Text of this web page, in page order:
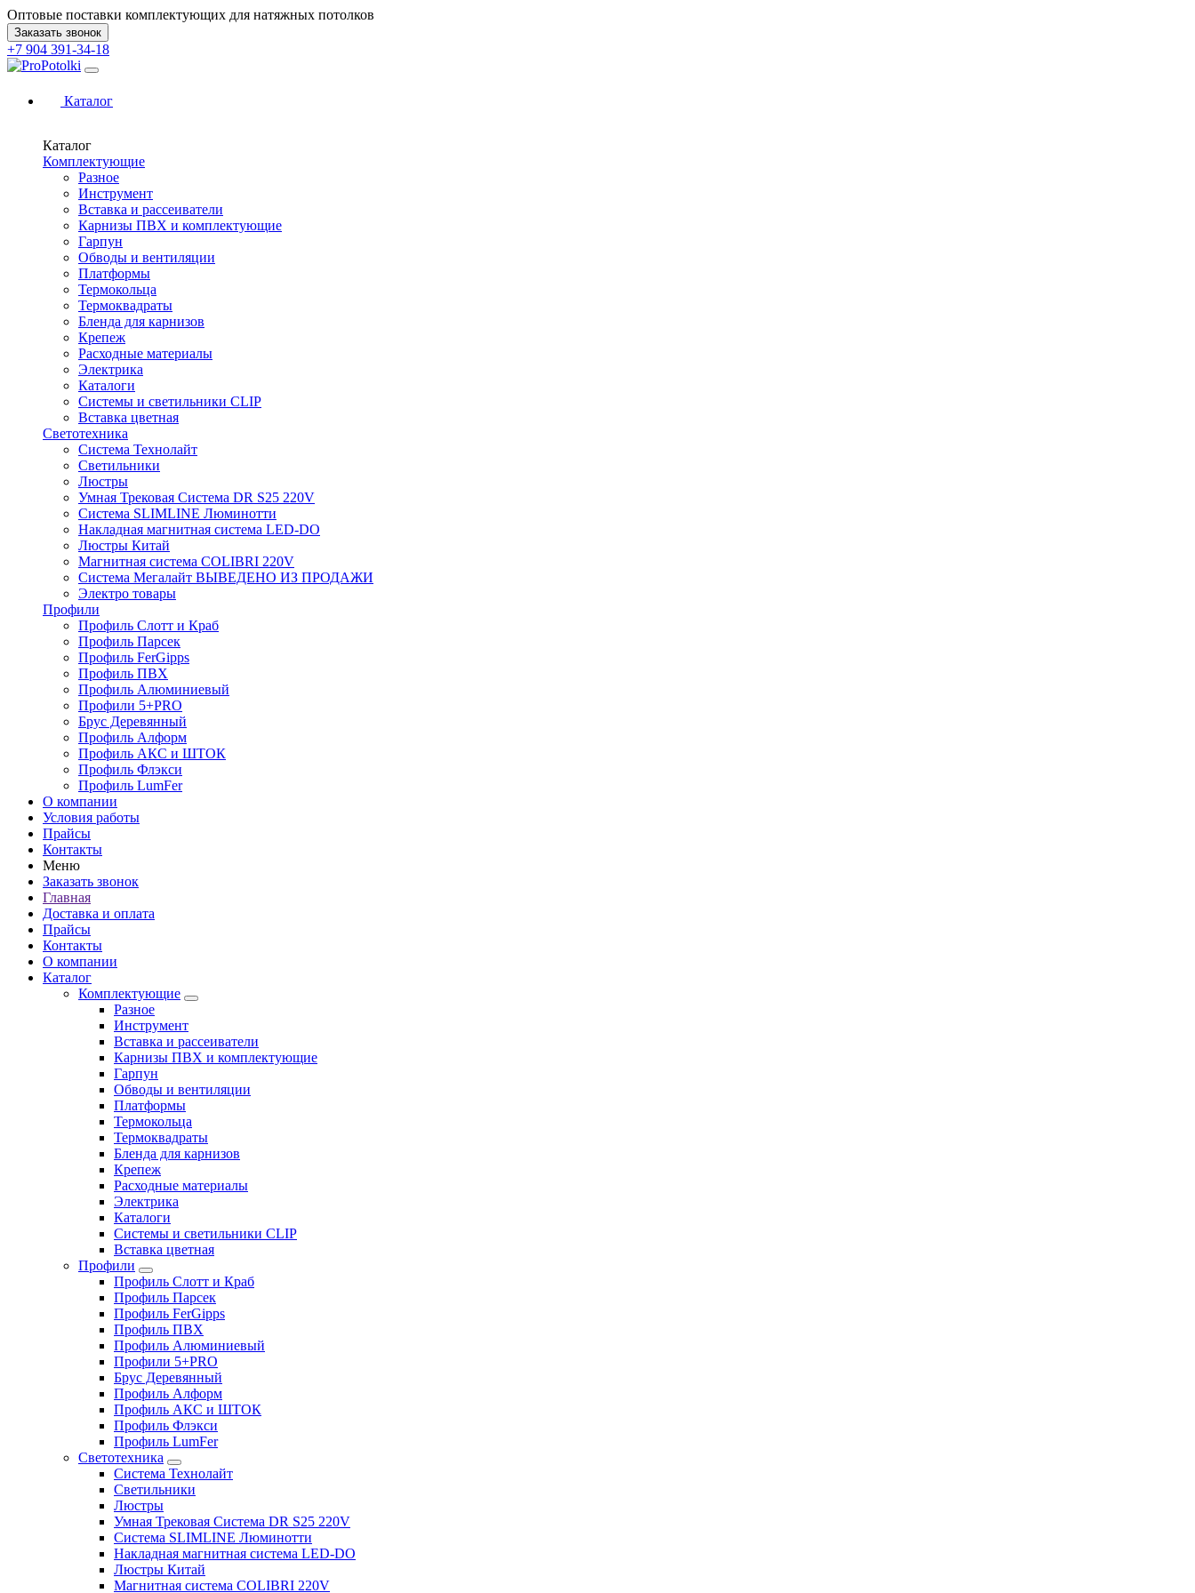
Оптовые поставки комплектующих для натяжных потолков
Заказать звонок
+7 904 391-34-18
Каталог
Каталог
Комплектующие
Разное
Инструмент
Вставка и рассеиватели
Карнизы ПВХ и комплектующие
Гарпун
Обводы и вентиляции
Платформы
Термокольца
Термоквадраты
Бленда для карнизов
Крепеж
Расходные материалы
Электрика
Каталоги
Системы и светильники CLIP
Вставка цветная
Светотехника
Система Технолайт
Светильники
Люстры
Умная Трековая Система DR S25 220V
Система SLIMLINE Люминотти
Накладная магнитная система LED-DO
Люстры Китай
Магнитная система COLIBRI 220V
Система Мегалайт ВЫВЕДЕНО ИЗ ПРОДАЖИ
Электро товары
Профили
Профиль Слотт и Краб
Профиль Парсек
Профиль FerGipps
Профиль ПВХ
Профиль Алюминиевый
Профили 5+PRO
Брус Деревянный
Профиль Алформ
Профиль АКС и ШТОК
Профиль Флэкси
Профиль LumFer
О компании
Условия работы
Прайсы
Контакты
Меню
Заказать звонок
Главная
Доставка и оплата
Прайсы
Контакты
О компании
Каталог
Комплектующие
Разное
Инструмент
Вставка и рассеиватели
Карнизы ПВХ и комплектующие
Гарпун
Обводы и вентиляции
Платформы
Термокольца
Термоквадраты
Бленда для карнизов
Крепеж
Расходные материалы
Электрика
Каталоги
Системы и светильники CLIP
Вставка цветная
Профили
Профиль Слотт и Краб
Профиль Парсек
Профиль FerGipps
Профиль ПВХ
Профиль Алюминиевый
Профили 5+PRO
Брус Деревянный
Профиль Алформ
Профиль АКС и ШТОК
Профиль Флэкси
Профиль LumFer
Светотехника
Система Технолайт
Светильники
Люстры
Умная Трековая Система DR S25 220V
Система SLIMLINE Люминотти
Накладная магнитная система LED-DO
Люстры Китай
Магнитная система COLIBRI 220V